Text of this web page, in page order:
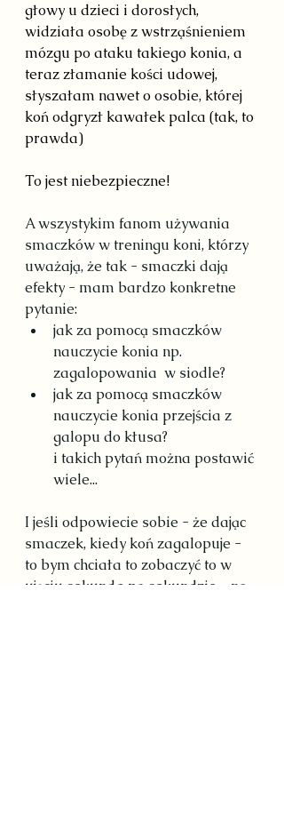
głowy u dzieci i dorosłych,
widziała osobę z wstrząśnieniem
mózgu po ataku takiego konia, a
teraz złamanie kości udowej,
słyszałam nawet o osobie, której
koń odgryzł kawałek palca (tak, to
prawda)
To jest niebezpieczne!
A wszystykim fanom używania
smaczków w treningu koni, którzy
uważają, że tak - smaczki dają
efekty - mam bardzo konkretne
pytanie:
jak za pomocą smaczków
nauczycie konia np.
zagalopowania  w siodle?
jak za pomocą smaczków
nauczycie konia przejścia z
galopu do kłusa?
i takich pytań można postawić
wiele...
I jeśli odpowiecie sobie - że dając
smaczek, kiedy koń zagalopuje -
to bym chciała to zobaczyć to w
ujęciu sekunda po sekundzie - no